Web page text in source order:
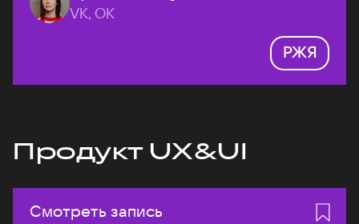
VK, ОК
РЖЯ
Продукт UX&UI
Смотреть запись